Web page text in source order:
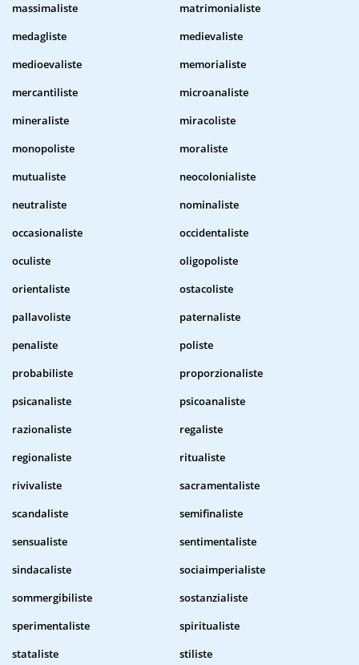
massimaliste
matrimonialiste
medagliste
medievaliste
medioevaliste
memorialiste
mercantiliste
microanaliste
mineraliste
miracoliste
monopoliste
moraliste
mutualiste
neocolonialiste
neutraliste
nominaliste
occasionaliste
occidentaliste
oculiste
oligopoliste
orientaliste
ostacoliste
pallavoliste
paternaliste
penaliste
poliste
probabiliste
proporzionaliste
psicanaliste
psicoanaliste
razionaliste
regaliste
regionaliste
ritualiste
rivivaliste
sacramentaliste
scandaliste
semifinaliste
sensualiste
sentimentaliste
sindacaliste
sociaimperialiste
sommergibiliste
sostanzialiste
sperimentaliste
spiritualiste
stataliste
stiliste